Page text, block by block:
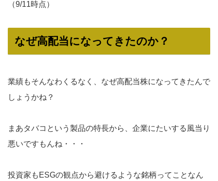
（9/11時点）
なぜ高配当になってきたのか？
業績もそんなわくるなく、なぜ高配当株になってきたんで
しょうかね？
まあタバコという製品の特長から、企業にたいする風当り
悪いですもんね・・・
投資家もESGの観点から避けるような銘柄ってことなん